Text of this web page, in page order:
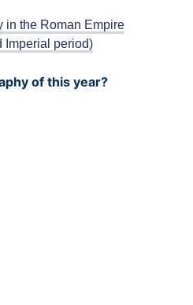
in the Roman Empire
Imperial period)
of this year?